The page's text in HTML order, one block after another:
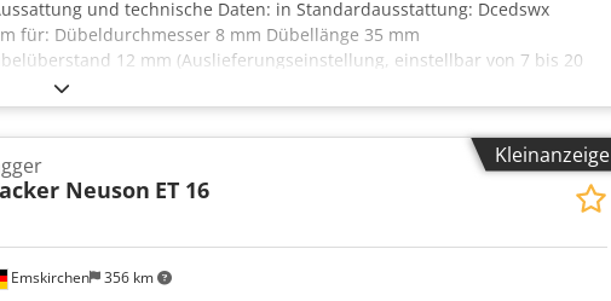
und technische Daten: in Standardausstattung: Dcedswx
für: Dübeldurchmesser 8 mm Dübellänge 35 mm
12 mm (Auslieferungseinstellung, einstellbar von 7 bis 20
Dübeldurchmesser- und Längenkontrolle mit Auto-DL-Selekt
(Edelstahlbehälter 7,5 l) Geschlossenes Wassersytem mit 6
Ein / Aus Programmwahlschalter Wasser /
Schwingförderer Potentiometer für die Wasser-Einspritz-Menge
- Fahrwerk - Druckluft: 6 bar / Elektrik: 230V, 1Ph, 50Hz
HoKuTech | DübelJet mit Ausbausatz für LeimJet inkl. der
Aufhängung für Leimschlauch/ inklusive: 1
Viskosität für PVAc-Leime bis 75.000 mPas Inkl. Dübeldüse für Ø 8
Kleinanzeige
Emskirchen 356 km
Neuson ET 16